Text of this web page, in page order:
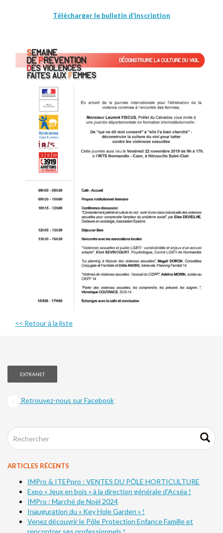
Télécharger le bulletin d’inscription
<< Retour à la liste
EXTRANET
Retrouvez-nous sur Facebook
ARTICLES RÉCENTS
IMPro & ITEPpro : VENTES DU PÔLE HORTICULTURE
Expo « Jeux en bois » à la direction générale d’Acséa !
IMPro : Marché de Noël 2024
Inauguration du « Key Hole Garden » !
Venez découvrir le Pôle Protection Enfance Famille et
rencontrer ses professionnels !